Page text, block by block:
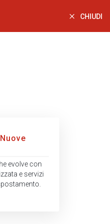
CHIUDI
evolve con
e servizi